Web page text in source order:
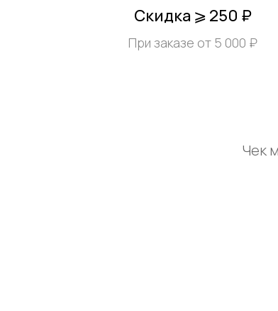
Скидка ⩾ 250 ₽
При заказе от 5 000 ₽
Чек